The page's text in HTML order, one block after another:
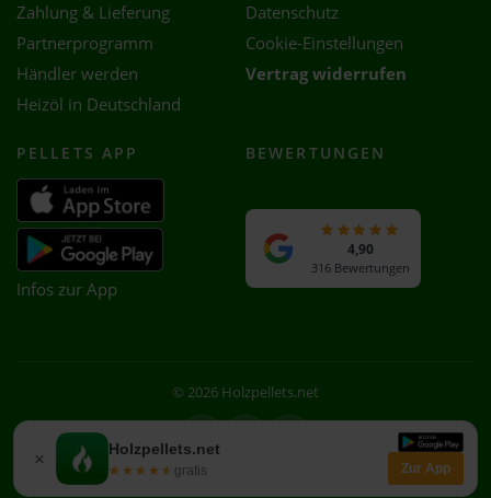
× Holzpellets.net
★★★★★
★★★★★ gratis Zur App
Zahlung & Lieferung
Partnerprogramm
Händler werden
Heizöl in Deutschland
Datenschutz
Cookie-Einstellungen
Vertrag widerrufen
PELLETS APP
Infos zur App
BEWERTUNGEN
4,90
316 Bewertungen
© 2026 Holzpellets.net
Facebook